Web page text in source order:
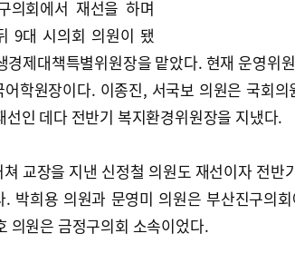
의회에서 재선을 하며
9대 시의회 의원이 됐
경제대책특별위원장을 맡았다. 현재 운영위
학원장이다. 이종진, 서국보 의원은 국회
선인 데다 전반기 복지환경위원장을 지냈다.
교장을 지낸 신정철 의원도 재선이자 전반
박희용 의원과 문영미 의원은 부산진구의
의원은 금정구의회 소속이었다.